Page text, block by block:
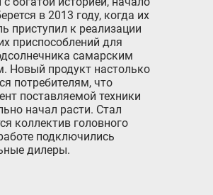
в 2013 году, когда их
приступил к реализации
приспособлений для
самарским
Новый продукт настолько
потребителям, что
поставляемой техники
начал расти. Стал
коллектив головного
подключились
дилеры.